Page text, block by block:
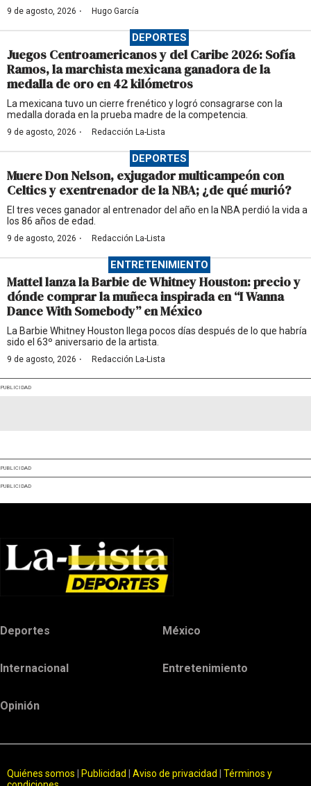
9 de agosto, 2026 · Hugo García
DEPORTES
Juegos Centroamericanos y del Caribe 2026: Sofía
Ramos, la marchista mexicana ganadora de la
medalla de oro en 42 kilómetros
La mexicana tuvo un cierre frenético y logró consagrarse con la
medalla dorada en la prueba madre de la competencia.
9 de agosto, 2026 · Redacción La-Lista
DEPORTES
Muere Don Nelson, exjugador multicampeón con
Celtics y exentrenador de la NBA; ¿de qué murió?
El tres veces ganador al entrenador del año en la NBA perdió la vida a
los 86 años de edad.
9 de agosto, 2026 · Redacción La-Lista
ENTRETENIMIENTO
Mattel lanza la Barbie de Whitney Houston: precio y
dónde comprar la muñeca inspirada en “I Wanna
Dance With Somebody” en México
La Barbie Whitney Houston llega pocos días después de lo que habría
sido el 63º aniversario de la artista.
9 de agosto, 2026 · Redacción La-Lista
PUBLICIDAD
PUBLICIDAD
PUBLICIDAD
Deportes México
Internacional Entretenimiento
Opinión
Quiénes somos Publicidad Aviso de privacidad
Términos y